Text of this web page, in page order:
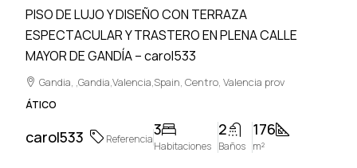
PISO DE LUJO Y DISEÑO CON TERRAZA
ESPECTACULAR Y TRASTERO EN PLENA CALLE
MAYOR DE GANDÍA – carol533
Gandia, ,Gandia,Valencia,Spain, Centro, Valencia prov
ÁTICO
carol533 Referencia
3
Habitaciones
2
Baños
176
m²